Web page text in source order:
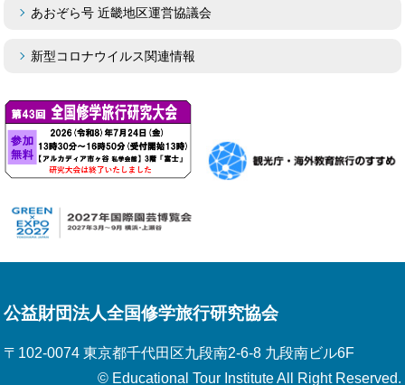
あおぞら号 近畿地区運営協議会
新型コロナウイルス関連情報
公益財団法人全国修学旅行研究協会
〒102-0074 東京都千代田区九段南2-6-8 九段南ビル6F
© Educational Tour Institute All Right Reserved.